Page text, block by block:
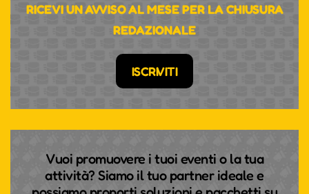
RICEVI UN AVVISO AL MESE PER LA CHIUSURA
REDAZIONALE
ISCRIVITI
Vuoi promuovere i tuoi eventi o la tua
attività? Siamo il tuo partner ideale e